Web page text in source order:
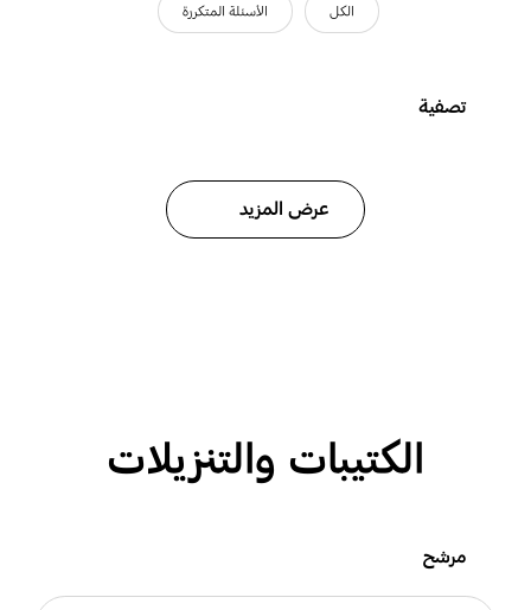
الكل الأسئلة المتكررة
تصفية
عرض المزيد
الكتيبات والتنزيلات
مرشح